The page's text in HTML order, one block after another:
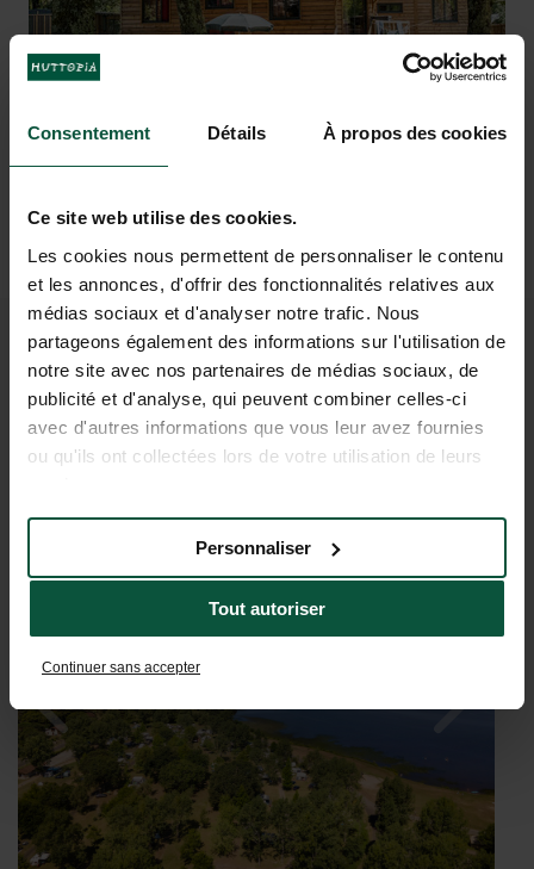
Consentement Détails À propos des cookies
Ce site web utilise des cookies.
Les cookies nous permettent de personnaliser le contenu
et les annonces, d'offrir des fonctionnalités relatives aux
médias sociaux et d'analyser notre trafic. Nous
partageons également des informations sur l'utilisation de
notre site avec nos partenaires de médias sociaux, de
publicité et d'analyse, qui peuvent combiner celles-ci
avec d'autres informations que vous leur avez fournies
ou qu'ils ont collectées lors de votre utilisation de leurs
Tout autoriser
Personnaliser
Continuer sans accepter
O belo espaço de natação com uma
grande piscinae uma piscina infantil
As praias de Mimizan são facilmente
acessíveis deshuttle gratuitoou de
30 min graças às
PARA SONHAR COM FÉRIAS
NAS MARGENS DO LAGO DE
AUREILHAN